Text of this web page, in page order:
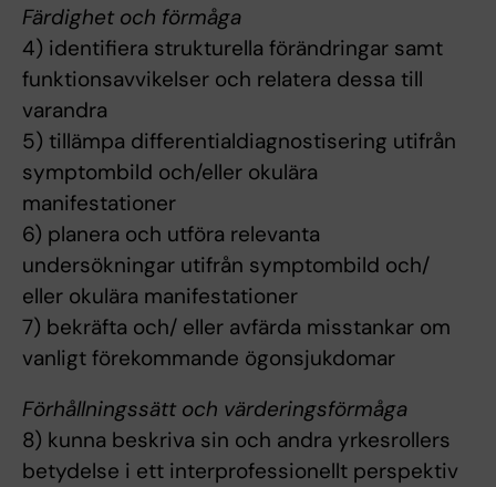
Färdighet och förmåga
4) identifiera strukturella förändringar samt
funktionsavvikelser och relatera dessa till
varandra
5) tillämpa differentialdiagnostisering utifrån
symptombild och/eller okulära
manifestationer
6) planera och utföra relevanta
undersökningar utifrån symptombild och/
eller okulära manifestationer
7) bekräfta och/ eller avfärda misstankar om
vanligt förekommande ögonsjukdomar
Förhållningssätt och värderingsförmåga
8) kunna beskriva sin och andra yrkesrollers
betydelse i ett interprofessionellt perspektiv